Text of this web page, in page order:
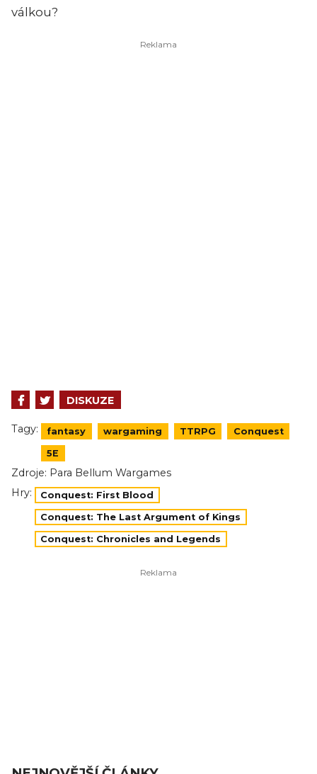
válkou?
DISKUZE
Tagy: fantasy wargaming TTRPG Conquest
5E
Zdroje: Para Bellum Wargames
Hry:
Conquest: First Blood
Conquest: The Last Argument of Kings
Conquest: Chronicles and Legends